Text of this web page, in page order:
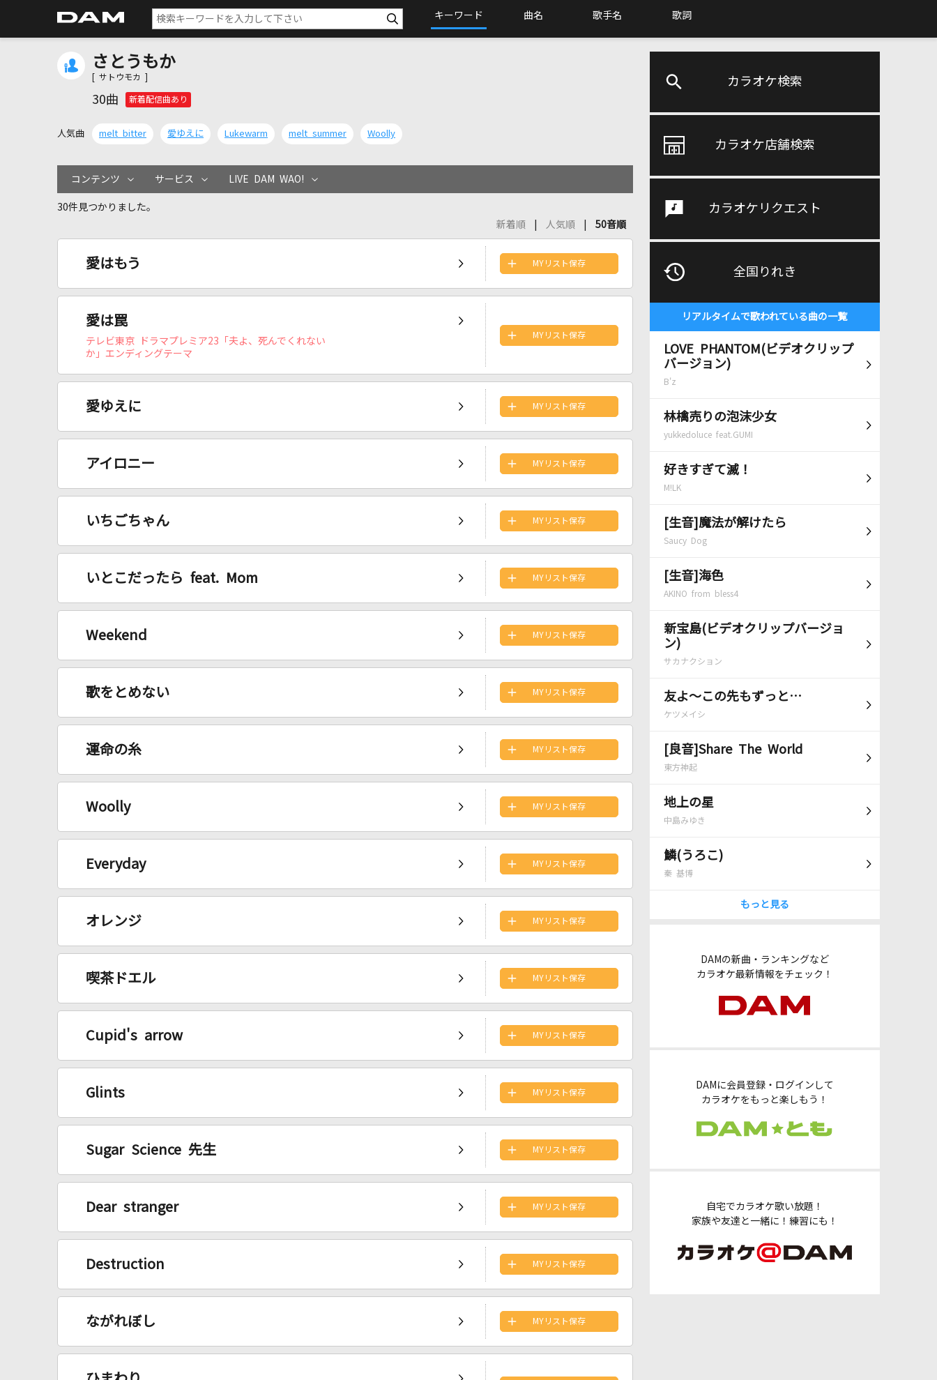
キーワード 曲名 歌手名 歌詞
カラオケ検索
カラオケ店舗検索
カラオケリクエスト
全国りれき
リアルタイムで歌われている曲の一覧
LOVE PHANTOM(ビデオクリップ
バージョン)
B'z
林檎売りの泡沫少女
yukkedoluce feat.GUMI
好きすぎて滅！
M!LK
[生音]魔法が解けたら
Saucy Dog
[生音]海色
AKINO from bless4
新宝島(ビデオクリップバージョ
ン)
サカナクション
友よ～この先もずっと…
ケツメイシ
[良音]Share The World
東方神起
地上の星
中島みゆき
鱗(うろこ)
秦 基博
もっと見る
DAMの新曲・ランキングなど
カラオケ最新情報をチェック！
DAMに会員登録・ログインして
カラオケをもっと楽しもう！
自宅でカラオケ歌い放題！
家族や友達と一緒に！練習にも！
さとうもか
[ サトウモカ ]
30曲 新着配信曲あり
人気曲 melt bitter 愛ゆえに Lukewarm melt summer Woolly
コンテンツ サービス LIVE DAM WAO!
30件見つかりました。
新着順
人気順 50音順
愛はもう MYリスト保存
愛は罠
テレビ東京 ドラマプレミア23「夫よ、死んでくれない
か」エンディングテーマ
MYリスト保存
愛ゆえに MYリスト保存
アイロニー MYリスト保存
いちごちゃん MYリスト保存
いとこだったら feat. Mom MYリスト保存
Weekend MYリスト保存
歌をとめない MYリスト保存
運命の糸 MYリスト保存
Woolly MYリスト保存
Everyday MYリスト保存
オレンジ MYリスト保存
喫茶ドエル MYリスト保存
Cupid's arrow MYリスト保存
Glints MYリスト保存
Sugar Science 先生 MYリスト保存
Dear stranger MYリスト保存
Destruction MYリスト保存
ながれぼし MYリスト保存